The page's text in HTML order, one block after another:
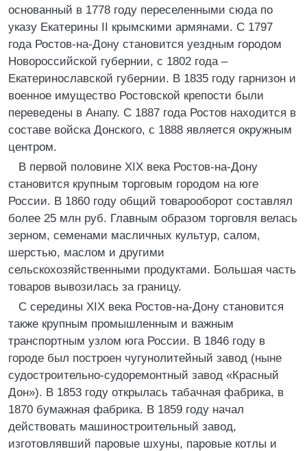
основанный в 1778 году переселенными сюда по
указу Екатерины II крымскими армянами. С 1797
года Ростов-на-Дону становится уездным городом
Новороссийской губернии, с 1802 года –
Екатеринославской губернии. В 1835 году гарнизон и
военное имущество Ростовской крепости были
переведены в Анапу. С 1887 года Ростов находится в
составе войска Донского, с 1888 является окружным
центром.
В первой половине XIX века Ростов-на-Дону
становится крупным торговым городом на юге
России. В 1860 году общий товарооборот составлял
более 25 млн руб. Главным образом торговля велась
зерном, семенами масличных культур, салом,
шерстью, маслом и другими
сельскохозяйственными продуктами. Большая часть
товаров вывозилась за границу.
С середины XIX века Ростов-на-Дону становится
также крупным промышленным и важным
транспортным узлом юга России. В 1846 году в
городе был построен чугунолитейный завод (ныне
судостроительно-судоремонтный завод «Красный
Дон»). В 1853 году открылась табачная фабрика, в
1870 бумажная фабрика. В 1859 году начал
действовать машиностроительный завод,
изготовлявший паровые шхуны, паровые котлы и